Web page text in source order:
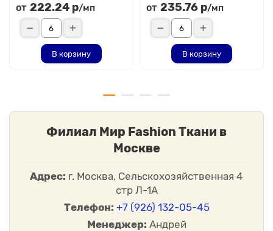
от 222.24 р/мп
В корзину
от 235.76 р/мп
В корзину
Филиал Мир Fashion Ткани в
Москве
Адрес: г. Москва, Сельскохозяйственная 4
стр Л-1А
Телефон: +7 (926) 132-05-45
Менеджер: Андрей